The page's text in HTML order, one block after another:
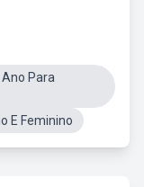
Para
E Feminino